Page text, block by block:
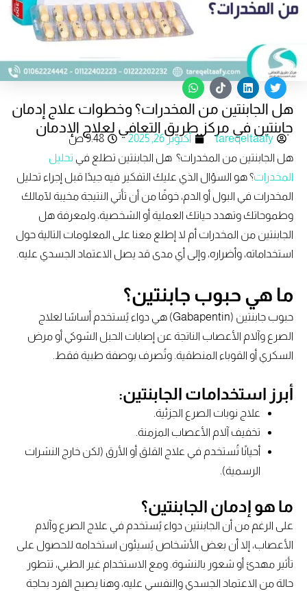
T
w
i
t
t
e
L
i
n
e
d
i
n
T
i
k
t
o
k
W
h
a
t
s
a
p
هل الجابنتين من المخدرات؟ وخطوات علاج إدمان
جابنتين في مركز طريق التعافي لعلاج الإدمان
tareqeltaafy أكتوبر 26, 2025
9:48 ص
هل الجابنتين من المخدرات؟ هل الجابنتين تطلع في
تحليل
المخدرات؟ هو السؤال الذي عليك التفكير فيه جيدًا قبل إجراء تحليل
المخدرات في البول أو الدم، خوفًا من أن تأتي النتيجة مخيبة لآمالك
وطموحاتك وتهدد حياتك العملية أو الشخصية، ولمعرفة هل
الجابنتين من المخدرات أم لا إطلع معنا على المعلومات التالية حول
استخداماته، وأضراره، وإلى أي مدى قد يصل الاعتماد الجسدي عليه.
ما هي حبوب جابنتين؟
حبوب جابنتين (Gabapentin) هي دواء يُستخدم أساسًا لعلاج
الصرع وآلام الأعصاب الناتجة عن إصابات الحبل الشوكي أو مرض
السكري أو القوباء المنطقية. وتُصرف بوصفة طبية فقط.
أبرز استخدامات الجابنتين:
علاج نوبات الصرع الجزئية.
تخفيف آلام الأعصاب المزمنة.
أحيانًا تُستخدم في علاج القلق أو الأرق (لكن خارج النشرات
الرسمية).
ما هو إدمان الجابنتين؟
على الرغم من أن الجابنتين دواء يُستخدم في علاج الصرع وآلام
الأعصاب، إلا أن بعض الأشخاص يُسيئون استخدامه للحصول على
تأثير مهدئ أو شعور بالنشوة. ومع الاستخدام غير الطبي، تتطور
حالة من الاعتماد الجسدي والنفسي عليه، وهنا يصبح الفرد بحاجة